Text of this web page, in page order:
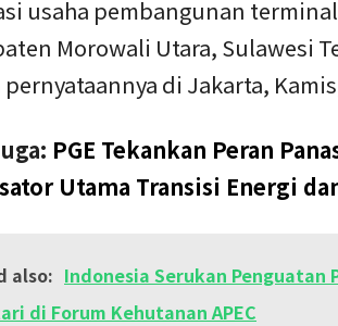
usaha pembangunan
Morowali Utara, Sulawesi
di Jakarta,
PGE Tekankan Peran
Utama Transisi Energi
also: Indonesia Serukan Penguatan
di Forum Kehutanan APEC